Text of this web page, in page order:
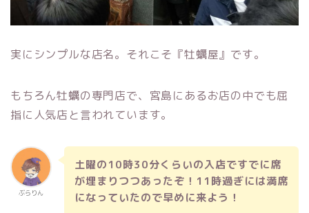
実にシンプルな店名。それこそ『牡蠣屋』です。
もちろん牡蠣の専門店で、宮島にあるお店の中でも屈
指に人気店と言われています。
ぶらりん
土曜の10時30分くらいの入店ですでに席
が埋まりつつあったぞ！11時過ぎには満席
になっていたので早めに来よう！